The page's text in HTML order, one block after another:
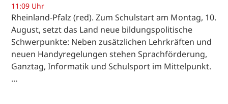
11:09 Uhr
Rheinland-Pfalz (red). Zum Schulstart am Montag, 10.
August, setzt das Land neue bildungspolitische
Schwerpunkte: Neben zusätzlichen Lehrkräften und
neuen Handyregelungen stehen Sprachförderung,
Ganztag, Informatik und Schulsport im Mittelpunkt.
…